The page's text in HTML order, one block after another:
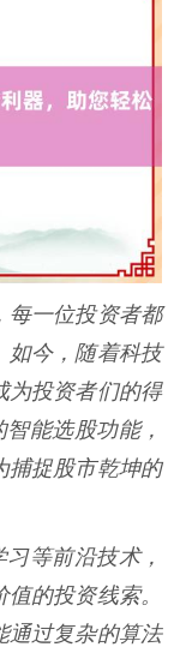
每一位投资者都
如今，随着科技
为投资者们的得
能选股功能，
捕捉股市乾坤的
等前沿技术，
的投资线索。
通过复杂的算法